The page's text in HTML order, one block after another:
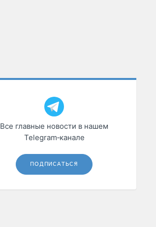
Все главные новости в нашем
Telegram‑канале
ПОДПИСАТЬСЯ